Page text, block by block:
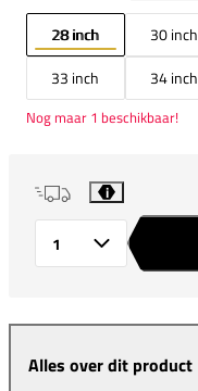
28 inch 30 inch
33 inch
34 inch
Nog maar 1 beschikbaar!
i
Alles over dit product